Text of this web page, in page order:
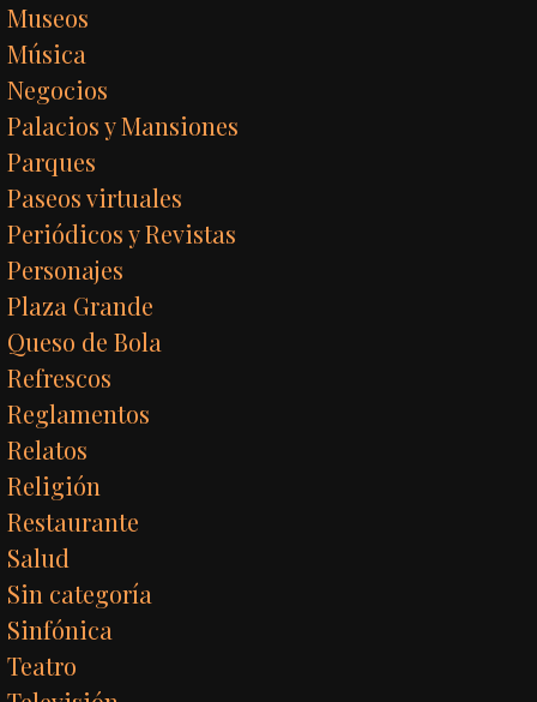
Museos
Música
Negocios
Palacios y Mansiones
Parques
Paseos virtuales
Periódicos y Revistas
Personajes
Plaza Grande
Queso de Bola
Refrescos
Reglamentos
Relatos
Religión
Restaurante
Salud
Sin categoría
Sinfónica
Teatro